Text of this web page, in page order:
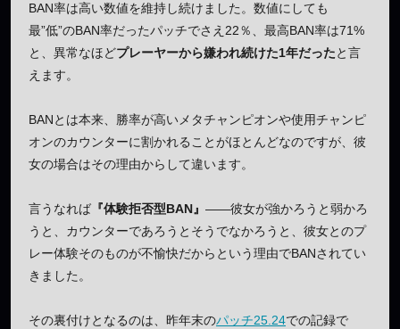
BAN率は高い数値を維持し続けました。数値にしても
最”低”のBAN率だったパッチでさえ22％、最高BAN率は71%
と、異常なほどプレーヤーから嫌われ続けた1年だったと言
えます。
BANとは本来、勝率が高いメタチャンピオンや使用チャンピ
オンのカウンターに割かれることがほとんどなのですが、彼
女の場合はその理由からして違います。
言うなれば 『体験拒否型BAN』 ――彼女が強かろうと弱かろ
うと、カウンターであろうとそうでなかろうと、彼女とのプ
レー体験そのものが不愉快だからという理由でBANされてい
きました。
その裏付けとなるのは、昨年末のパッチ25.24での記録で